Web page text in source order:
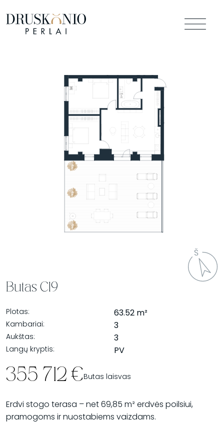
Butas C19
Plotas: 63.52 m²
Kambariai: 3
Aukštas: 3
Langų kryptis: PV
355 712 €Butas laisvas
Erdvi stogo terasa – net 69,85 m² erdvės poilsiui,
pramogoms ir nuostabiems vaizdams.